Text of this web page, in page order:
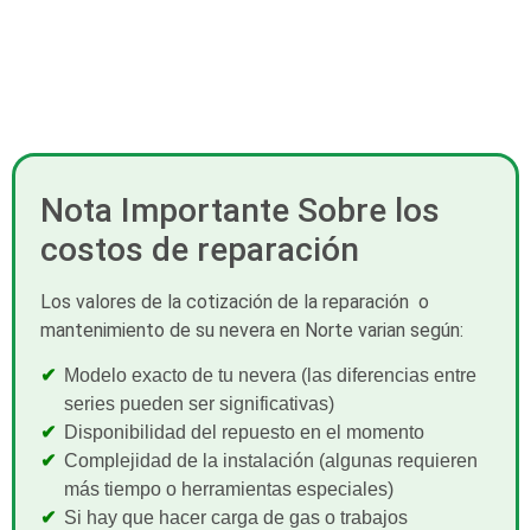
Nota Importante Sobre los
costos de reparación
Los valores de la cotización de la reparación o
mantenimiento de su nevera en Norte varian según:
Modelo exacto de tu nevera (las diferencias entre
series pueden ser significativas)
Disponibilidad del repuesto en el momento
Complejidad de la instalación (algunas requieren
más tiempo o herramientas especiales)
Si hay que hacer carga de gas o trabajos